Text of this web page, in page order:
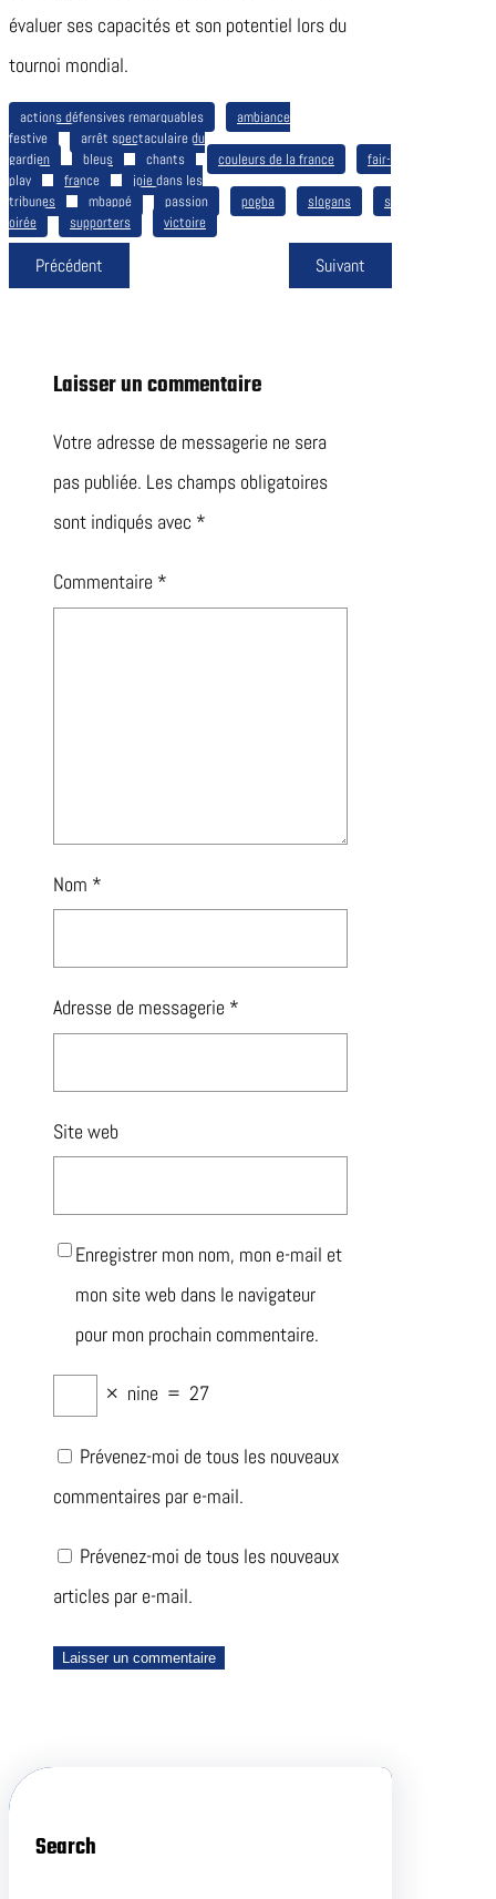
évaluer ses capacités et son potentiel lors du
tournoi mondial.
actions défensives remarquables
ambiance
festive
arrêt spectaculaire du
gardien
bleus chants couleurs de la france
fair-
play
france
joie dans les
tribunes
mbappé passion pogba slogans
s
oirée
supporters victoire
Précédent Suivant
Laisser un commentaire
Votre adresse de messagerie ne sera
pas publiée. Les champs obligatoires
sont indiqués avec *
Commentaire *
Nom *
Adresse de messagerie *
Site web
Enregistrer mon nom, mon e-mail et
mon site web dans le navigateur
pour mon prochain commentaire.
× nine = 27
Prévenez-moi de tous les nouveaux
commentaires par e-mail.
Prévenez-moi de tous les nouveaux
articles par e-mail.
Search